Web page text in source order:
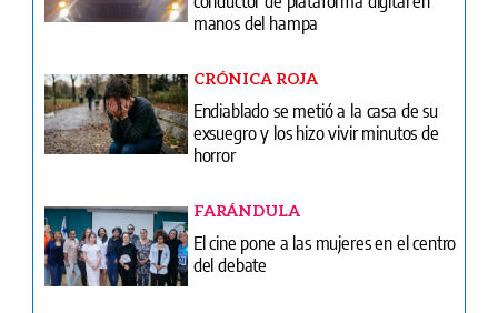
exsuegro y los hizo vivir minutos de
FARÁNDULA
El cine pone a las mujeres en el centro
del debate
COMUNIDAD
Coclé| MiAMBIENTE suspende obras
de proyecto hotelero